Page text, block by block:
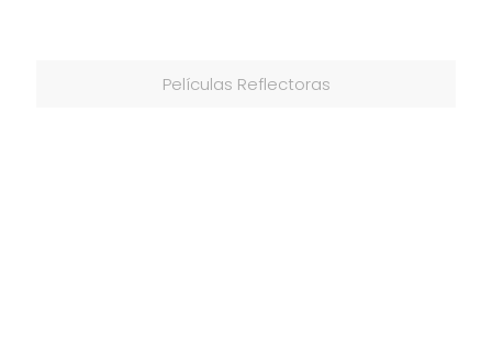
Películas Reflectoras